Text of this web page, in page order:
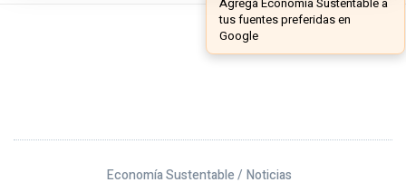
Economía Sustentable / Noticias